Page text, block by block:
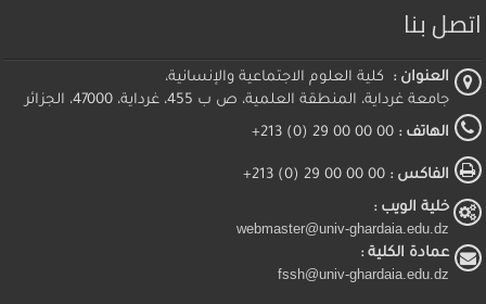
اتصل بنا
العنوان : كلية العلوم الاجتماعية والإنسانية،
جامعة غرداية، المنطقة العلمية، ص ب 455، غرداية، 47000، الجزائر
الهاتف : 00 00 00 29 (0) 213+
الفاكس : 00 00 00 29 (0) 213+
خلية الويب :
webmaster@univ-ghardaia.edu.dz
عمادة الكلية :
fssh@univ-ghardaia.edu.dz